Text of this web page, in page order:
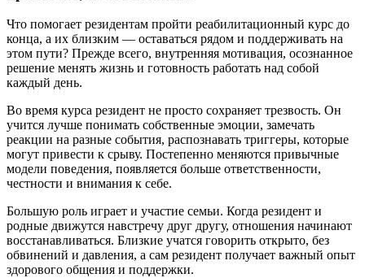
Что помогает резидентам пройти реабилитационный курс до
конца, а их близким — оставаться рядом и поддерживать на
этом пути? Прежде всего, внутренняя мотивация, осознанное
решение менять жизнь и готовность работать над собой
каждый день.
Во время курса резидент не просто сохраняет трезвость. Он
учится лучше понимать собственные эмоции, замечать
реакции на разные события, распознавать триггеры, которые
могут привести к срыву. Постепенно меняются привычные
модели поведения, появляется больше ответственности,
честности и внимания к себе.
Большую роль играет и участие семьи. Когда резидент и
родные движутся навстречу друг другу, отношения начинают
восстанавливаться. Близкие учатся говорить открыто, без
обвинений и давления, а сам резидент получает важный опыт
здорового общения и поддержки.